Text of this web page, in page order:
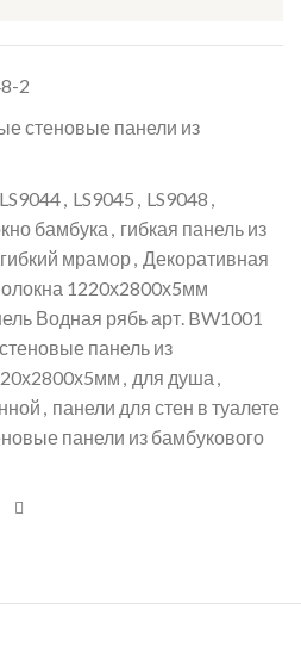
2
стеновые панели из
LS9044, LS9045 , LS9048 ,
бамбука , гибкая панель из
гибкий мрамор, Декоративная
1220х2800х5мм
Водная рябь арт. BW1001
панель из
, для душа ,
, панели для стен в туалете
панели из бамбукового